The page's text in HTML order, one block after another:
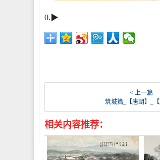
0.▶
< 上一篇
筑城篇_【唐朝】_【
相关内容推荐：